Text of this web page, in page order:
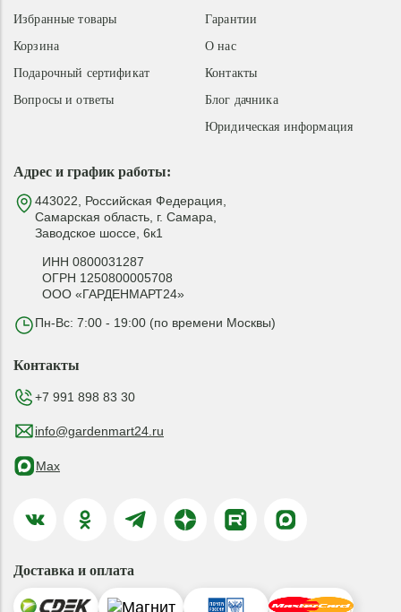
Адрес и график работы:
443022, Российская Федерация,
Самарская область, г. Самара,
Заводское шоссе, 6к1
ИНН 0800031287
ОГРН 1250800005708
ООО «ГАРДЕНМАРТ24»
Пн-Вс: 7:00 - 19:00 (по времени Москвы)
Гарантии
О нас
Контакты
Блог дачника
Юридическая информация
Избранные товары
Корзина
Подарочный сертификат
Вопросы и ответы
Контакты
+7 991 898 83 30
info@gardenmart24.ru
Max
Доставка и оплата